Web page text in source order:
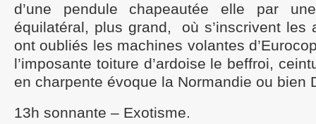
d’une pendule chapeautée elle par
équilatéral, plus grand, où s’inscrivent les
ont oubliés les machines volantes
l’imposante toiture d’ardoise le beffroi,
en charpente évoque la Normandie ou bien
13h sonnante – Exotisme.